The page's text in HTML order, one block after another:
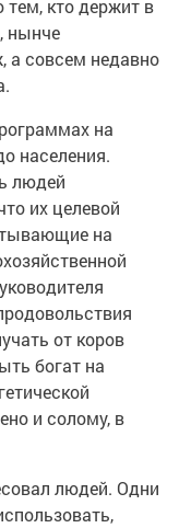
тем, кто держит в
нынче
а совсем недавно
на
населения.
людей
их целевой
на
от коров
богат на
и солому, в
людей. Одни